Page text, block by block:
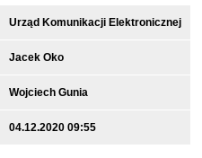
Urząd Komunikacji Elektronicznej
Jacek Oko
Wojciech Gunia
04.12.2020 09:55